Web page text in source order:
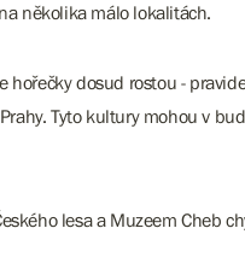
několika málo lokalitách.
hořečky dosud rostou -
Tyto kultury mohou v
lesa a Muzeem Cheb